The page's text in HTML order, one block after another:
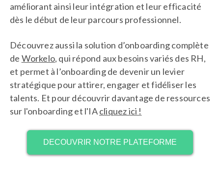
améliorant ainsi leur intégration et leur efficacité
dès le début de leur parcours professionnel.
Découvrez aussi la solution d’onboarding complète
de Workelo, qui répond aux besoins variés des RH,
et permet à l’onboarding de devenir un levier
stratégique pour attirer, engager et fidéliser les
talents. Et pour découvrir davantage de ressources
sur l'onboarding et l'IAcliquez ici !
DECOUVRIR NOTRE PLATEFORME